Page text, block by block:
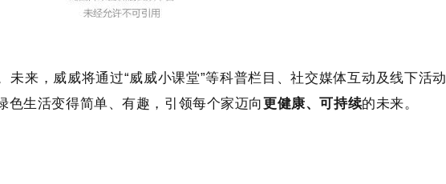
未来，威威将通过“威威小课堂”等科普栏目、社交媒体互动及线下活动
色生活变得简单、有趣，引领每个家迈向更健康、可持续的未来。